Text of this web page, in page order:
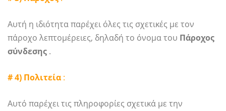
Αυτή η ιδιότητα παρέχει όλες τις σχετικές με τον
πάροχο λεπτομέρειες, δηλαδή το όνομα του Πάροχος
σύνδεσης .
# 4) Πολιτεία :
Αυτό παρέχει τις πληροφορίες σχετικά με την